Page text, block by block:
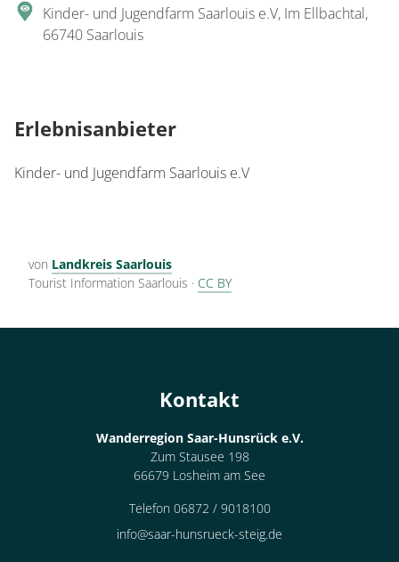
Kinder- und Jugendfarm Saarlouis e.V, Im Ellbachtal,
66740 Saarlouis
Erlebnisanbieter
Kinder- und Jugendfarm Saarlouis e.V
von Landkreis Saarlouis
Tourist Information Saarlouis · CC BY
Kontakt
Wanderregion Saar-Hunsrück e.V.
Zum Stausee 198
66679 Losheim am See
Telefon 06872 / 9018100
info@saar-hunsrueck-steig.de